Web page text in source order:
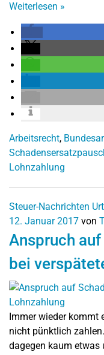
Weiterlesen »
Arbeitsrecht,
Lohnzahlung
Steuer-Nachrichten
12. Januar 2017 von
Anspruch
bei
Immer wieder kommt
nicht pünktlich
dagegen kaum etwas